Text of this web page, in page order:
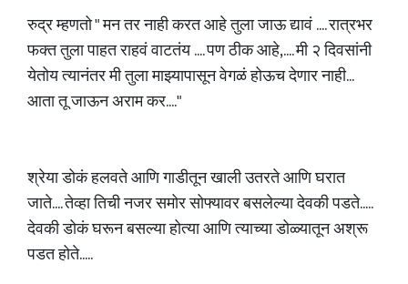
रुद्र म्हणतो " मन तर नाही करत आहे तुला जाऊ द्यावं .... रात्रभर
फक्त तुला पाहत राहवं वाटतंय .... पण ठीक आहे,.... मी २ दिवसांनी
येतोय त्यानंतर मी तुला माझ्यापासून वेगळं होऊच देणार नाही...
आता तू जाऊन अराम कर...."
श्रेया डोकं हलवते आणि गाडीतून खाली उतरते आणि घरात
जाते.... तेव्हा तिची नजर समोर सोफ्यावर बसलेल्या देवकी पडते.....
देवकी डोकं घरून बसल्या होत्या आणि त्याच्या डोळ्यातून अश्रू
पडत होते.....